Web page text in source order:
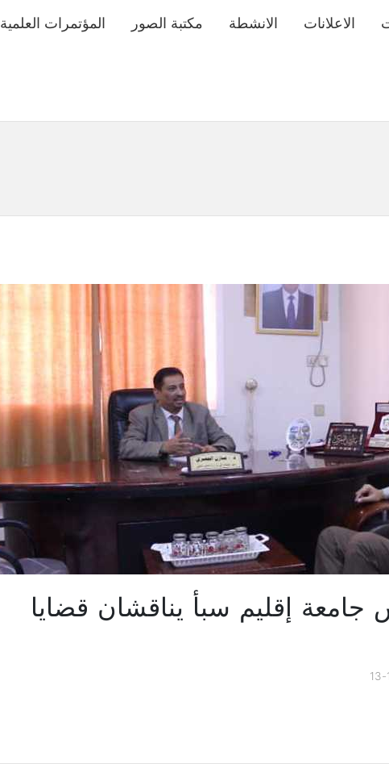
الاعلانات الانشطة مكتبة الصور
المؤتمرات العلمية
جامعة إقليم سبأ يناقشان قضايا